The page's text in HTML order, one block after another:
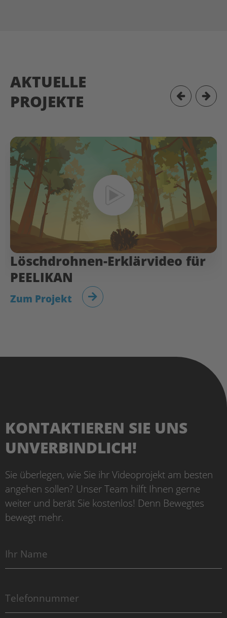
AKTUELLE
PROJEKTE
Löschdrohnen-Erklärvideo für
PEELIKAN
Zum Projekt
KONTAKTIEREN SIE UNS
UNVERBINDLICH!
Sie überlegen, wie Sie ihr Videoprojekt am besten
angehen sollen? Unser Team hilft Ihnen gerne
weiter und berät Sie kostenlos! Denn Bewegtes
bewegt mehr.